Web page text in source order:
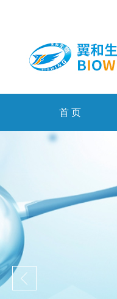
首 页